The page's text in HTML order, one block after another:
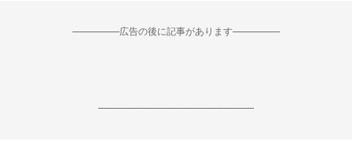
--------------------広告の後に記事があります--------------------
------------------------------------------------------------------